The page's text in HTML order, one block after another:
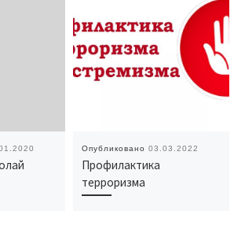
Опубликовано 03.03.2022
Профилактика
терроризма